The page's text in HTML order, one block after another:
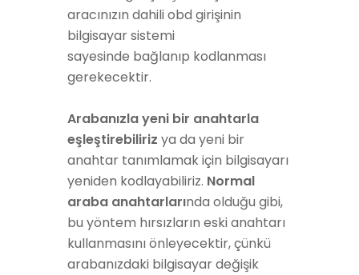
aracınızın dahili obd girişinin
bilgisayarsistemi
sayesinde bağlanıp kodlanması
gerekecektir.
Arabanızla yeni bir anahtarla
eşleştirebiliriz ya da yeni bir
anahtar tanımlamak için bilgisayarı
yeniden kodlayabiliriz. Normal
araba anahtarlarında olduğu gibi,
bu yöntem hırsızların eski anahtarı
kullanmasını önleyecektir, çünkü
arabanızdaki bilgisayardeğişik